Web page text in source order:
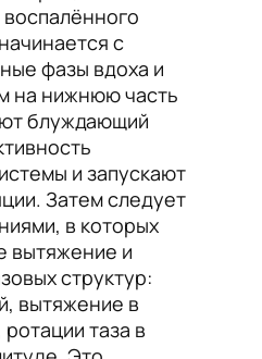
с
фазы вдоха и
на нижнюю часть
блуждающий
и запускают
Затем следует
в которых
вытяжение и
структур:
вытяжение в
таза в